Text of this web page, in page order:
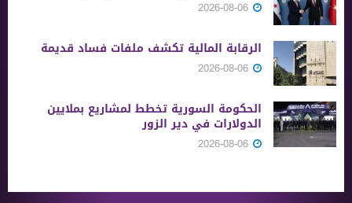
الرقابة المالية تكشف ملفات فساد قديمة
الحكومة السورية تخطط لمشاريع بملايين
الدولارات في دير الزور